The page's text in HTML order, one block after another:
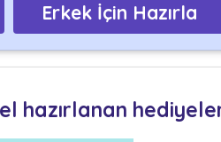
Erkek İçin Hazırla
hazırlanan